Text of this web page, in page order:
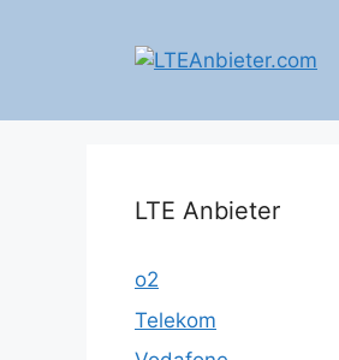
LTE Anbieter
o2
Telekom